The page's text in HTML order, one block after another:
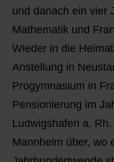
und danach ein vier
Mathematik und
Wieder in die
Anstellung in
Progymnasium in
Pensionierung im
Ludwigshafen a.
Mannheim über, wo